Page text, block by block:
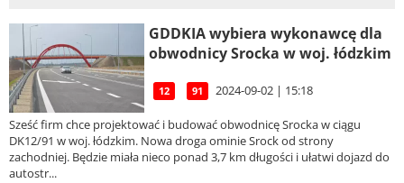
GDDKIA wybiera wykonawcę dla
obwodnicy Srocka w woj. łódzkim
12 91 2024-09-02 | 15:18
Sześć firm chce projektować i budować obwodnicę Srocka w ciągu
DK12/91 w woj. łódzkim. Nowa droga ominie Srock od strony
zachodniej. Będzie miała nieco ponad 3,7 km długości i ułatwi dojazd do
autostr...